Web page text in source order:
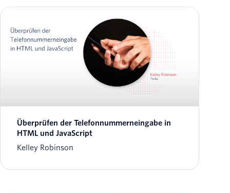
Überprüfen der Telefonnummerneingabe in
HTML und JavaScript
Kelley Robinson